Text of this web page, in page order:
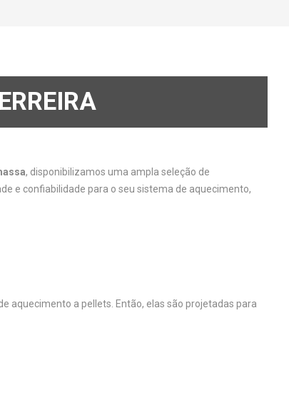
, disponibilizamos uma ampla seleção de
e confiabilidade para o seu sistema de aquecimento,
aquecimento a pellets. Então, elas são projetadas para